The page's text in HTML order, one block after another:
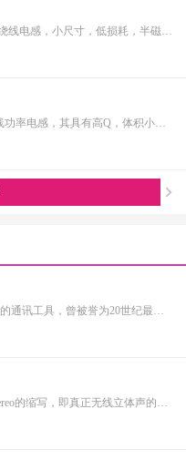
SDHC是半磁屏蔽功率精密绕线电感，小尺寸，低损耗，半磁屏蔽等特点，适用于小型化终端产品。
SZFC系列是铁氧体精密绕线功率电感，其具有高Q，体积小，电流大等特性。适用于小型化产品。
手机，是现代社会极其重要的通讯工具，曾被誉为20世纪最伟大的发明之一。从早期的大哥大，到功能手机，到现在的智能手机，通讯制式不断升级，功能也越来越多样化。而正是因为其具有相当多样化的功能，使得其具有相当大的延展性，即可以演变成诸多其他产品形态的终端产品。…
TWS是英文True Wireless Stereo的缩写，即真正无线立体声的意思，TWS技术同样也是基于蓝牙芯片技术的发展。按其工作原理来说是指手机通过连接主耳机，再由主耳机通过无线方式快速连接副耳机，实现真正的蓝牙左右声道无线分离使用。不连接从音箱时，主音箱回到单声道音质。…